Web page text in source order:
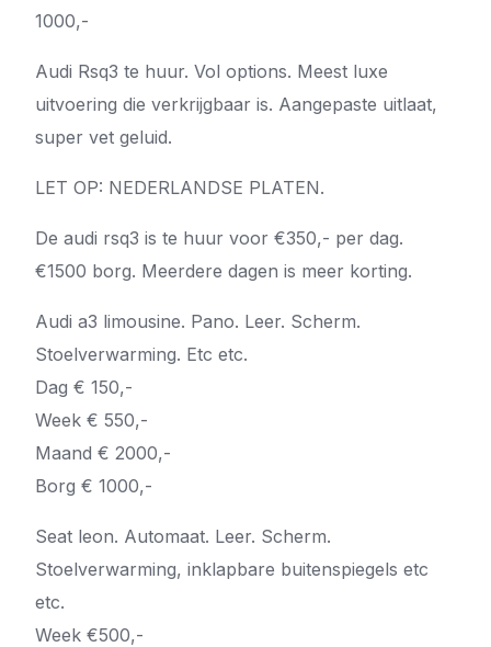
1000,-
Audi Rsq3 te huur. Vol options. Meest luxe
uitvoering die verkrijgbaar is. Aangepaste uitlaat,
super vet geluid.
LET OP: NEDERLANDSE PLATEN.
De audi rsq3 is te huur voor €350,- per dag.
€1500 borg. Meerdere dagen is meer korting.
Audi a3 limousine. Pano. Leer. Scherm.
Stoelverwarming. Etc etc.
Dag € 150,-
Week € 550,-
Maand € 2000,-
Borg € 1000,-
Seat leon. Automaat. Leer. Scherm.
Stoelverwarming, inklapbare buitenspiegels etc
etc.
Week €500,-